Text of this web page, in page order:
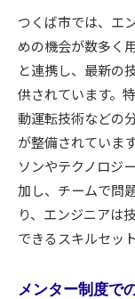
つくば市では、エ
めの機会が数多く
と連携し、最新の
供されています。
動運転技術などの
が整備されていま
ソンやテクノロジ
加し、チームで問
り、エンジニアは
できるスキルセッ
メンター制度で